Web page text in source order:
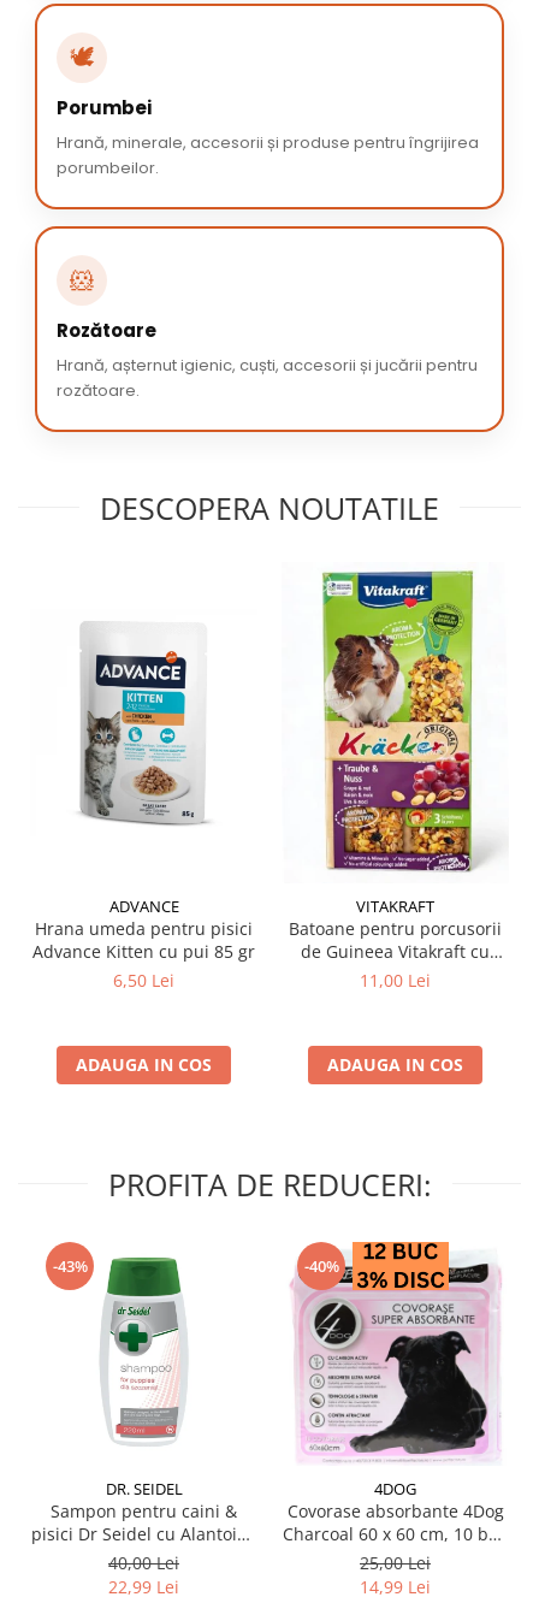
🕊️
Porumbei
Hrană, minerale, accesorii și produse pentru îngrijirea
porumbeilor.
🐹
Rozătoare
Hrană, așternut igienic, cuști, accesorii și jucării pentru
rozătoare.
DESCOPERA NOUTATILE
ADVANCE
Hrana umeda pentru pisici
Advance Kitten cu pui 85 gr
6,50 Lei
ADAUGA IN COS
VITAKRAFT
Batoane pentru porcusorii
de Guineea Vitakraft cu
struguri & nuci 2 buc
11,00 Lei
ADAUGA IN COS
PROFITA DE REDUCERI:
-43%
DR. SEIDEL
Sampon pentru caini &
pisici Dr Seidel cu Alantoina
220 ml
40,00 Lei
22,99 Lei
-40%
4DOG
Covorase absorbante 4Dog
Charcoal 60 x 60 cm, 10 buc
/ pachet
25,00 Lei
14,99 Lei